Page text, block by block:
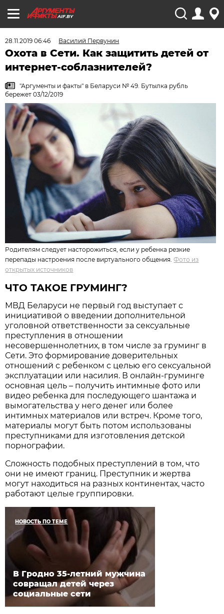
AIF.BY
28.11.2019 06:46 Василий Первунин
Охота в Сети. Как защитить детей от
интернет-соблазнителей?
"Аргументы и факты" в Беларуси № 49. Бутылка рубль
бережет 03/12/2019
Родителям следует насторожиться, если у ребенка резкие
перепады настроения после виртуального общения. Фото из
открытых источников
ЧТО ТАКОЕ ГРУМИНГ?
МВД Беларуси не первый год выступает с
инициативой о введении дополнительной
уголовной ответственности за сексуальные
преступления в отношении
несовершеннолетних, в том числе за груминг в
Сети. Это формирование доверительных
отношений с ребенком с целью его сексуальной
эксплуатации или насилия. В онлайн-груминге
основная цель – получить интимные фото или
видео ребенка для последующего шантажа и
вымогательства у него денег или более
интимных материалов или встреч. Кроме того,
материалы могут быть потом использованы
преступниками для изготовления детской
порнографии.
Сложность подобных преступлений в том, что
они не имеют границ. Преступник и жертва
могут находиться на разных континентах, часто
работают целые группировки.
НОВОСТЬ ПО ТЕМЕ
В Гродно 35-летний мужчина
совращал детей через
социальные сети